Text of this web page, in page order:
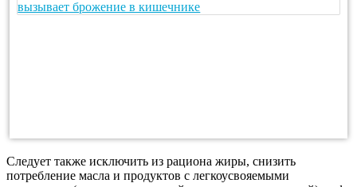
Следует также исключить из рациона жиры, снизить
потребление масла и продуктов с легкоусвояемыми